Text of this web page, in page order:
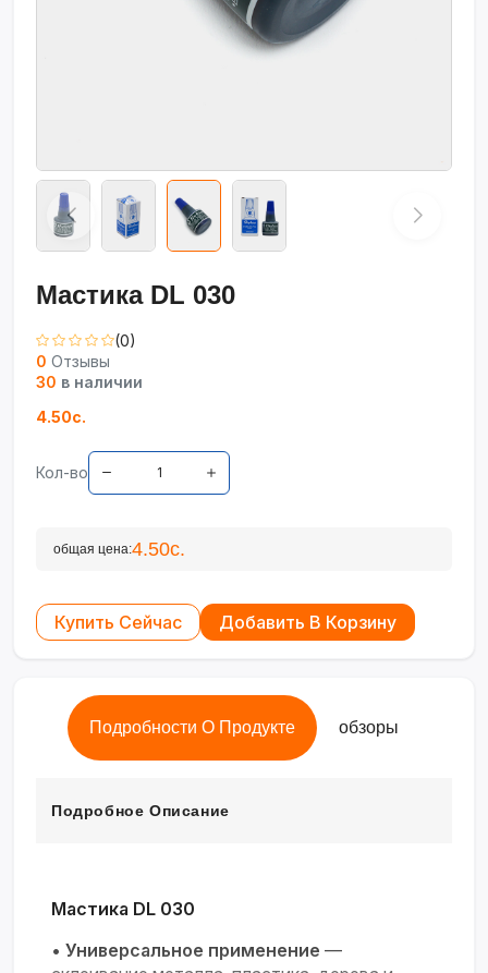
Мастика DL 030
(0)
0 Отзывы
30 в наличии
4.50с.
Кол-во
общая цена:4.50с.
Купить Сейчас Добавить В Корзину
Подробности О Продукте обзоры
Подробное Описание
Мастика DL 030
• Универсальное применение —